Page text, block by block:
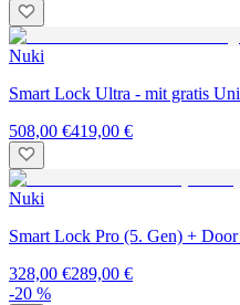
Nuki
Smart Lock Ultra - mit gratis
508,00 €419,00 €
Nuki
Smart Lock Pro (5. Gen) + Door
328,00 €289,00 €
-20 %